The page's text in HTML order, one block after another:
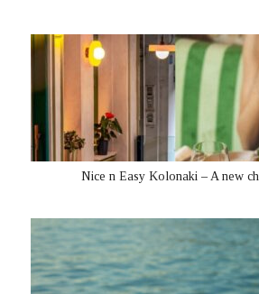
Nice n Easy Kolonaki – A new